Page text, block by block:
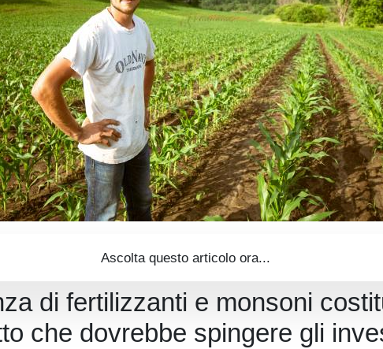
Ascolta questo articolo ora...
di fertilizzanti e monsoni
che dovrebbe spingere gli